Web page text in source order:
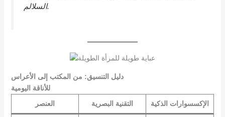
السلالم.
دليل التنسيق: من المكتب إلى الأعراس
للأناقة اليومية
العنصر
التقنية البصرية الإكسسوارات الذكية